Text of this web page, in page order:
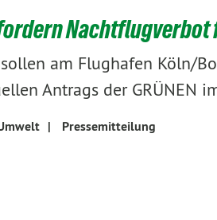
fordern
am Flughafen Köln/
Antrags der GRÜNEN
| Pressemitteilung